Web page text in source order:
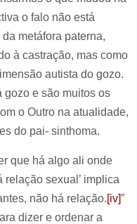
o falo não está
metáfora paterna,
à castração, mas como
autista do gozo.
gozo e são muitos os
o Outro na atualidade,
do pai- sinthoma.
que há algo ali onde
relação sexual’ implica
não há relação.[iv]”
dizer e ordenar a